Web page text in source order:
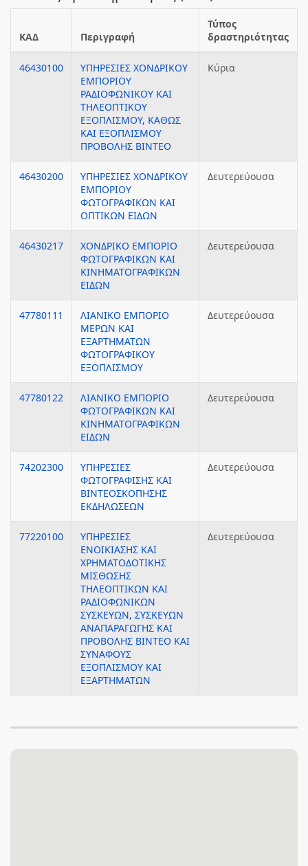
ΚΑΔ Περιγραφή
Τύπος
δραστηριότητας
46430100
ΥΠΗΡΕΣΙΕΣ ΧΟΝΔΡΙΚΟΥ
ΕΜΠΟΡΙΟΥ
ΡΑΔΙΟΦΩΝΙΚΟΥ ΚΑΙ
ΤΗΛΕΟΠΤΙΚΟΥ
ΕΞΟΠΛΙΣΜΟΥ, ΚΑΘΩΣ
ΚΑΙ ΕΞΟΠΛΙΣΜΟΥ
ΠΡΟΒΟΛΗΣ ΒΙΝΤΕΟ
Κύρια
46430200
ΥΠΗΡΕΣΙΕΣ ΧΟΝΔΡΙΚΟΥ
ΕΜΠΟΡΙΟΥ
ΦΩΤΟΓΡΑΦΙΚΩΝ ΚΑΙ
ΟΠΤΙΚΩΝ ΕΙΔΩΝ
Δευτερεύουσα
46430217
ΧΟΝΔΡΙΚΟ ΕΜΠΟΡΙΟ
ΦΩΤΟΓΡΑΦΙΚΩΝ ΚΑΙ
ΚΙΝΗΜΑΤΟΓΡΑΦΙΚΩΝ
ΕΙΔΩΝ
Δευτερεύουσα
47780111
ΛΙΑΝΙΚΟ ΕΜΠΟΡΙΟ
ΜΕΡΩΝ ΚΑΙ
ΕΞΑΡΤΗΜΑΤΩΝ
ΦΩΤΟΓΡΑΦΙΚΟΥ
ΕΞΟΠΛΙΣΜΟΥ
Δευτερεύουσα
47780122
ΛΙΑΝΙΚΟ ΕΜΠΟΡΙΟ
ΦΩΤΟΓΡΑΦΙΚΩΝ ΚΑΙ
ΚΙΝΗΜΑΤΟΓΡΑΦΙΚΩΝ
ΕΙΔΩΝ
Δευτερεύουσα
74202300
ΥΠΗΡΕΣΙΕΣ
ΦΩΤΟΓΡΑΦΙΣΗΣ ΚΑΙ
ΒΙΝΤΕΟΣΚΟΠΗΣΗΣ
ΕΚΔΗΛΩΣΕΩΝ
Δευτερεύουσα
77220100
ΥΠΗΡΕΣΙΕΣ
ΕΝΟΙΚΙΑΣΗΣ ΚΑΙ
ΧΡΗΜΑΤΟΔΟΤΙΚΗΣ
ΜΙΣΘΩΣΗΣ
ΤΗΛΕΟΠΤΙΚΩΝ ΚΑΙ
ΡΑΔΙΟΦΩΝΙΚΩΝ
ΣΥΣΚΕΥΩΝ, ΣΥΣΚΕΥΩΝ
ΑΝΑΠΑΡΑΓΩΓΗΣ ΚΑΙ
ΠΡΟΒΟΛΗΣ ΒΙΝΤΕΟ ΚΑΙ
ΣΥΝΑΦΟΥΣ
ΕΞΟΠΛΙΣΜΟΥ ΚΑΙ
ΕΞΑΡΤΗΜΑΤΩΝ
Δευτερεύουσα